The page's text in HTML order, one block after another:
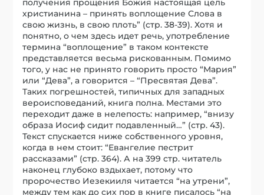
получения прощения Божия настоящая цель
христианина – принять воплощение Слова в
свою жизнь, в свою плоть” (стр. 38-39). Хотя и
понятно, о чем здесь идет речь, употребление
термина “воплощение” в таком контексте
представляется весьма рискованным. Помимо
того, у нас не принято говорить просто “Мария”
или “Дева”, а говорится – “Пресвятая Дева”.
Таких погрешностей, типичных для западных
вероисповеданий, книга полна. Местами это
переходит даже в нелепость: например, “внизу
образа Иосиф сидит подавленный…” (стр. 43).
Текст спускается ниже собственного уровня,
когда в нем стоит: “Евангелие пестрит
рассказами” (стр. 364). А на 399 стр. читатель
наконец глубоко вздыхает, потому что
пророчество Иезекииля читается “на утрени”,
между тем как до сих пор в книге писалось “на